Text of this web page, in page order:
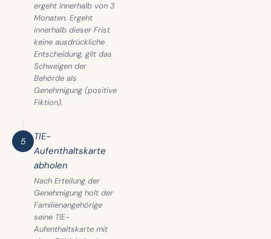
ergeht innerhalb von 3
Monaten. Ergeht
innerhalb dieser Frist
keine ausdrückliche
Entscheidung, gilt das
Schweigen der
Behörde als
Genehmigung (positive
Fiktion).
5
TIE-
Aufenthaltskarte
abholen
Nach Erteilung der
Genehmigung holt der
Familienangehörige
seine TIE-
Aufenthaltskarte mit